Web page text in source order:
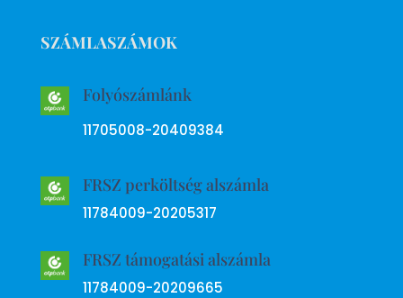
SZÁMLASZÁMOK
Folyószámlánk
11705008-20409384
FRSZ perköltség alszámla
11784009-20205317
FRSZ támogatási alszámla
11784009-20209665